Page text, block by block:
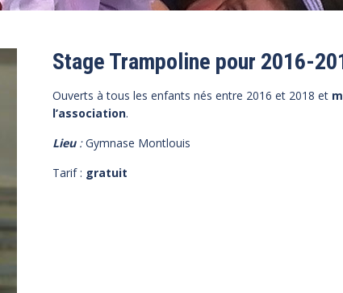
Stage Trampoline pour 2016-
Ouverts à tous les enfants nés entre 2016 et 2018 et
l’association.
Lieu:Gymnase Montlouis
Tarif : gratuit